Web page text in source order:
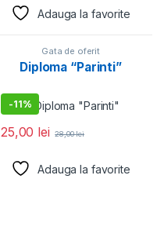
Adauga la favorite
Gata de oferit
Diploma “Parinti”
-11%
25,00 lei 28,00lei
Adauga la favorite